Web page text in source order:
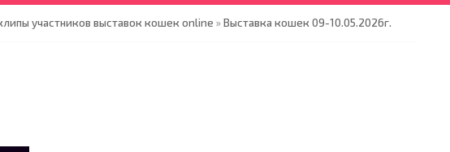
участников выставок кошек online »Выставка кошек 09-10.05.2026г.